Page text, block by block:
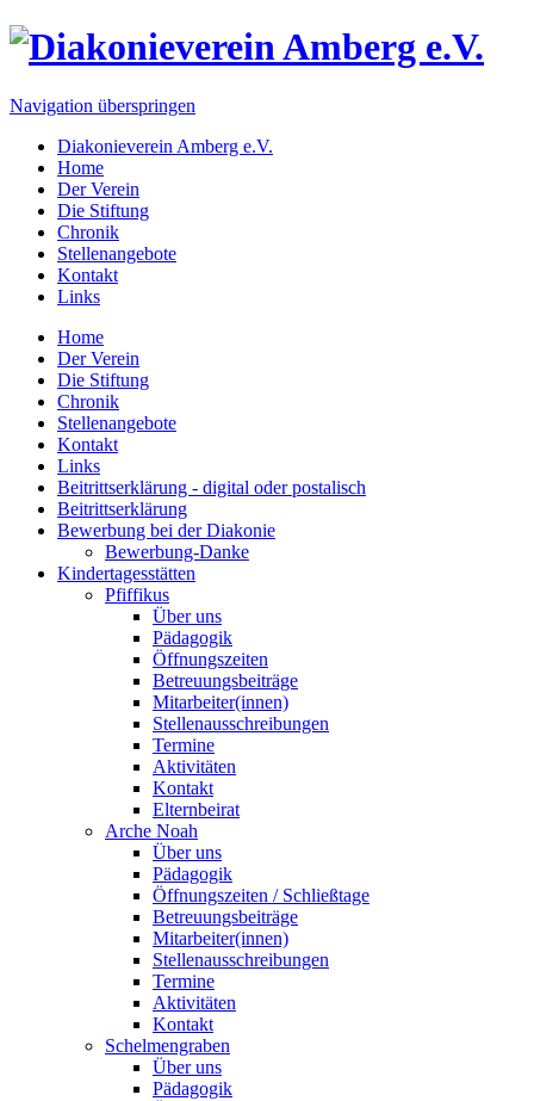
Navigation überspringen
Diakonieverein Amberg e.V.
Home
Der Verein
Die Stiftung
Chronik
Stellenangebote
Kontakt
Links
Home
Der Verein
Die Stiftung
Chronik
Stellenangebote
Kontakt
Links
Beitrittserklärung - digital oder postalisch
Beitrittserklärung
Bewerbung bei der Diakonie
Bewerbung-Danke
Kindertagesstätten
Pfiffikus
Über uns
Pädagogik
Öffnungszeiten
Betreuungsbeiträge
Mitarbeiter(innen)
Stellenausschreibungen
Termine
Aktivitäten
Kontakt
Elternbeirat
Arche Noah
Über uns
Pädagogik
Öffnungszeiten / Schließtage
Betreuungsbeiträge
Mitarbeiter(innen)
Stellenausschreibungen
Termine
Aktivitäten
Kontakt
Schelmengraben
Über uns
Pädagogik